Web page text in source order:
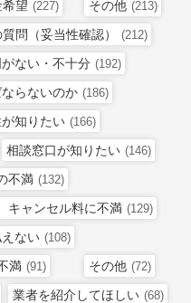
望 (227) その他 (213)
問（妥当性確認） (212)
ない・不十分 (192)
らないのか (186)
知りたい (166)
相談窓口が知りたい (146)
不満 (132)
キャンセル料に不満 (129)
ない (108)
満 (91) その他 (72)
業者を紹介してほしい (68)